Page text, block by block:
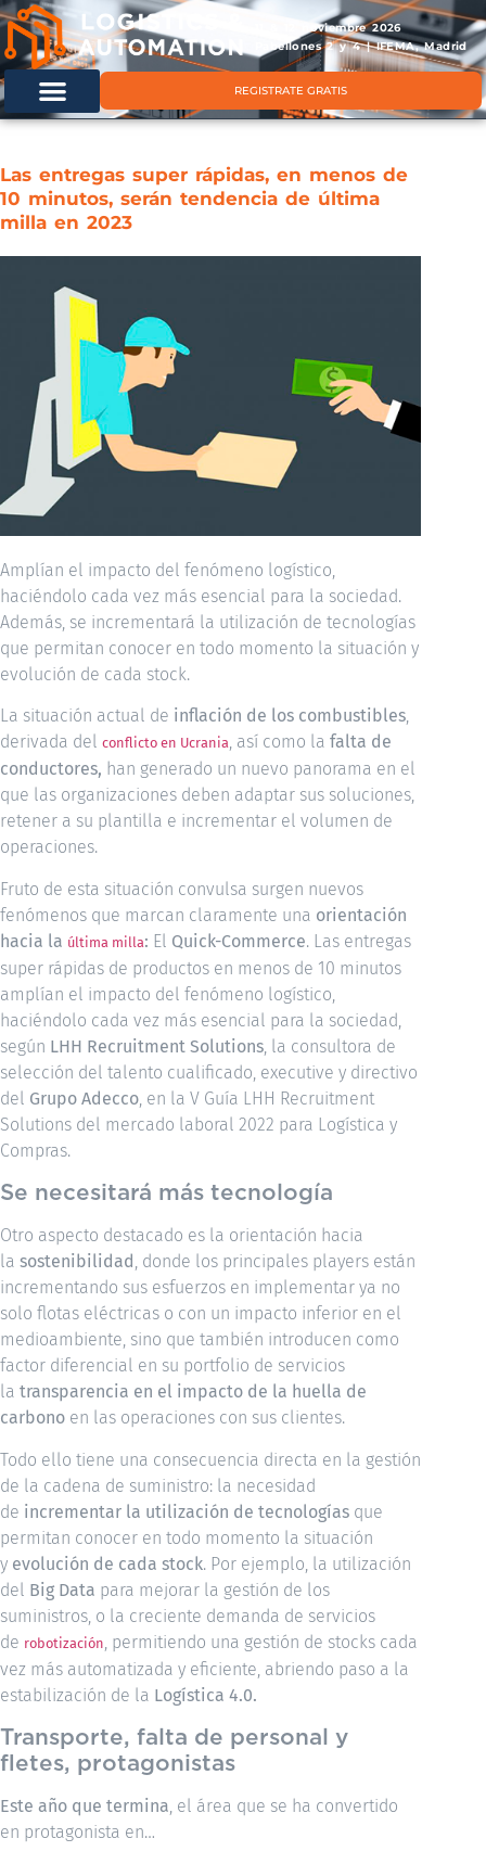
11 & 12 noviembre 2026
Pabellones 2 y 4 | IFEMA, Madrid
REGISTRATE GRATIS
Las entregas super rápidas, en menos de
10 minutos, serán tendencia de última
milla en 2023
Amplían el impacto del fenómeno logístico,
haciéndolo cada vez más esencial para la sociedad.
Además, se incrementará la utilización de tecnologías
que permitan conocer en todo momento la situación y
evolución de cada stock.
La situación actual de inflación de los combustibles,
derivada del conflicto en Ucrania, así como la falta de
conductores, han generado un nuevo panorama en el
que las organizaciones deben adaptar sus soluciones,
retener a su plantilla e incrementar el volumen de
operaciones.
Fruto de esta situación convulsa surgen nuevos
fenómenos que marcan claramente una orientación
hacia la última milla: El Quick-Commerce. Las entregas
super rápidas de productos en menos de 10 minutos
amplían el impacto del fenómeno logístico,
haciéndolo cada vez más esencial para la sociedad,
según LHH Recruitment Solutions , la consultora de
selección del talento cualificado, executive y directivo
del Grupo Adecco , en la V Guía LHH Recruitment
Solutions del mercado laboral 2022 para Logística y
Compras.
Se necesitará más tecnología
Otro aspecto destacado es la orientación hacia
la sostenibilidad , donde los principales players están
incrementando sus esfuerzos en implementar ya no
solo flotas eléctricas o con un impacto inferior en el
medioambiente, sino que también introducen como
factor diferencial en su portfolio de servicios
la transparencia en el impacto de la huella de
carbono en las operaciones con sus clientes.
Todo ello tiene una consecuencia directa en la gestión
de la cadena de suministro: la necesidad
de incrementar la utilización de tecnologías que
permitan conocer en todo momento la situación
y evolución de cada stock. Por ejemplo, la utilización
del Big Data para mejorar la gestión de los
suministros, o la creciente demanda de servicios
de robotización , permitiendo una gestión de stocks cada
vez más automatizada y eficiente, abriendo paso a la
estabilización de la Logística 4.0.
Transporte, falta de personal y
fletes, protagonistas
Este año que termina, el área que se ha convertido
en protagonista en…